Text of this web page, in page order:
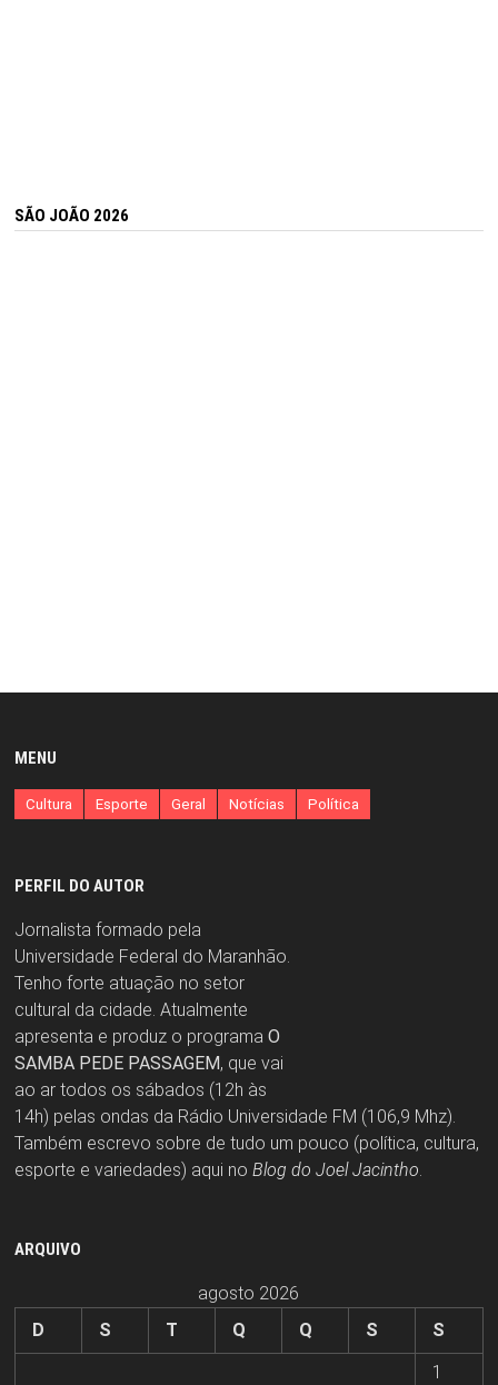
SÃO JOÃO 2026
MENU
Cultura Esporte Geral Notícias Política
PERFIL DO AUTOR
Jornalista formado pela
Universidade Federal do Maranhão.
Tenho forte atuação no setor
cultural da cidade. Atualmente
apresenta e produz o programa O
SAMBA PEDE PASSAGEM, que vai
ao ar todos os sábados (12h às
14h) pelas ondas da Rádio Universidade FM (106,9 Mhz).
Também escrevo sobre de tudo um pouco (política, cultura,
esporte e variedades) aqui no Blog do Joel Jacintho
ARQUIVO
agosto 2026
D
S T Q Q S
S
1